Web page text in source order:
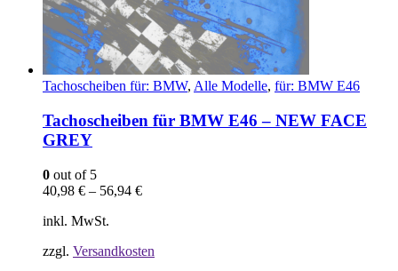
Tachoscheiben für: BMW, Alle Modelle, für: BMW E46
Tachoscheiben für BMW E46 – NEW FACE
GREY
0 out of 5
40,98 € – 56,94 €
inkl. MwSt.
zzgl. Versandkosten